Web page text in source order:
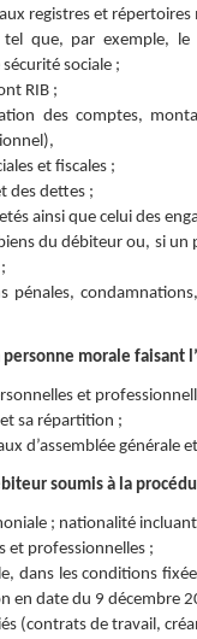
registres et
tel que, par exemple,
sociale ;
RIB ;
des comptes,
et fiscales ;
des dettes ;
ainsi que celui des
du débiteur ou, si un
pénales,
morale faisant
et
sa répartition ;
d’assemblée générale
soumis à la
; nationalité
et professionnelles ;
dans les conditions
en date du 9 décembre
(contrats de travail,